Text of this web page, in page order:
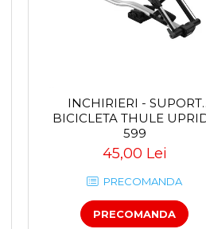
INCHIRIERI - SUPORT
BICICLETA THULE UPRIDE
599
45,00 Lei
PRECOMANDA
PRECOMANDA